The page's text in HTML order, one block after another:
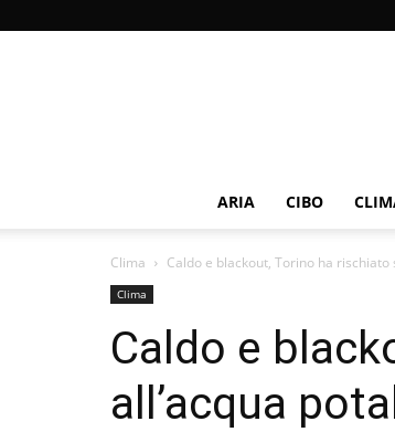
ARIA CIBO
Clima Caldo e blackout, Torino ha rischiato
Clima
Caldo e
all’acqua